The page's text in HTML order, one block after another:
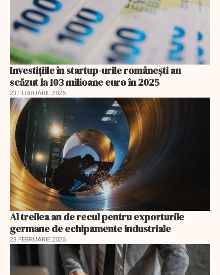
Investiţiile în startup-urile româneşti au
scăzut la 103 milioane euro în 2025
23 FEBRUARIE 2026
Al treilea an de recul pentru exporturile
germane de echipamente industriale
23 FEBRUARIE 2026